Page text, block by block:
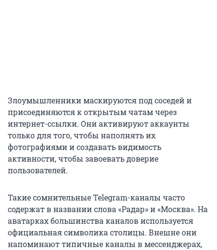
Злоумышленники маскируются под соседей и
присоединяются к открытым чатам через
интернет-ссылки. Они активируют аккаунты
только для того, чтобы наполнять их
фотографиями и создавать видимость
активности, чтобы завоевать доверие
пользователей.
Такие сомнительные Telegram-каналы часто
содержат в названии слова «Радар» и «Москва». На
аватарках большинства каналов используется
официальная символика столицы. Внешне они
напоминают типичные каналы в мессенджерах,